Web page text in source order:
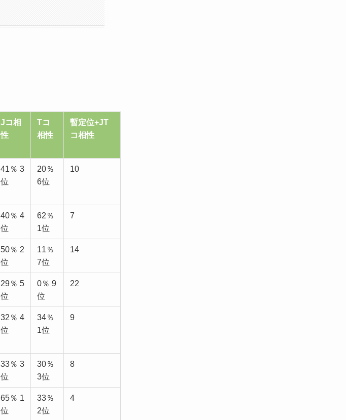
Jコ相
性
Tコ
相性
暫定位+JT
コ相性
41％ 3
位
20％
6位
10
40％ 4
位
62％
1位
7
50％ 2
位
11％
7位
14
29％ 5
位
0％ 9
位
22
32％ 4
位
34％
1位
9
33％ 3
位
30％
3位
8
65％ 1
位
33％
2位
4